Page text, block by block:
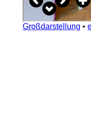
Großdarstellung •